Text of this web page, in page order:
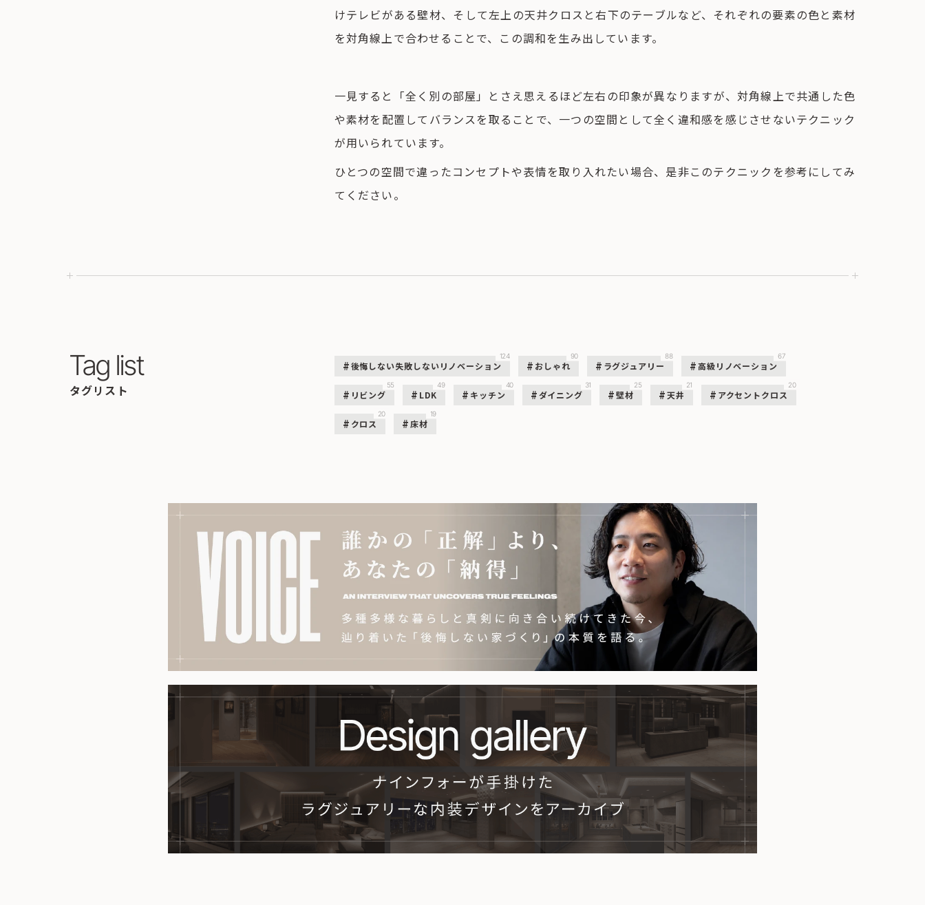
けテレビがある壁材、そして左上の天井クロスと右下のテーブルなど、それぞれの要素の色と素材
を対角線上で合わせることで、この調和を生み出しています。
一見すると「全く別の部屋」とさえ思えるほど左右の印象が異なりますが、対角線上で共通した色
や素材を配置してバランスを取ることで、一つの空間として全く違和感を感じさせないテクニック
が用いられています。
ひとつの空間で違ったコンセプトや表情を取り入れたい場合、是非このテクニックを参考にしてみ
てください。
Tag list
タグリスト
後悔しない失敗しないリノベーション
124
おしゃれ
90
ラグジュアリー
88
高級リノベーション
67
リビング
55
LDK
49
キッチン
40
ダイニング
31
壁材
25
天井
21
アクセントクロス
20
クロス
20
床材
19